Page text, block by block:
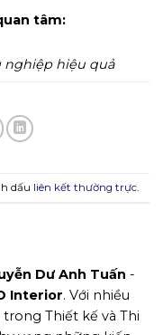
tâm:
hiệu quả
dấu liên kết thường trực.
Dư Anh Tuấn -
Interior. Với nhiều
Thiết kế và Thi